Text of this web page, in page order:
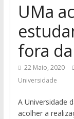
UMa
fora
22 Maio, 2020
Universidade
A Universidade
acolher a